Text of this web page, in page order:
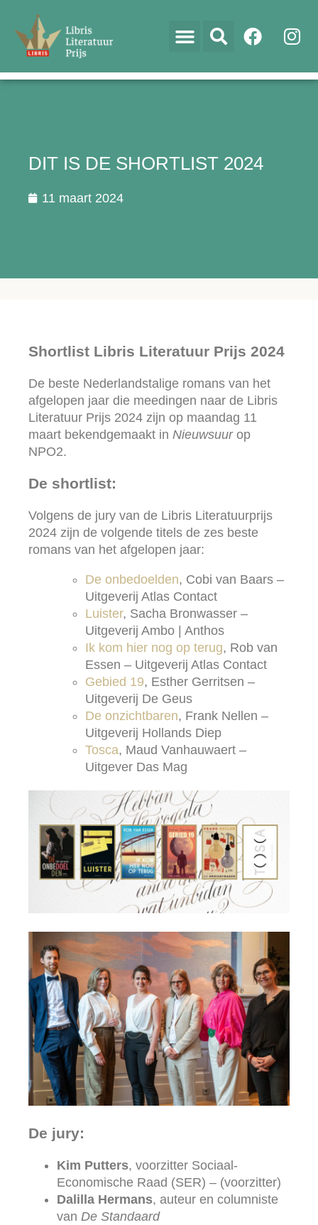
DIT IS DE SHORTLIST 2024
11 maart 2024
Shortlist Libris Literatuur Prijs 2024
De beste Nederlandstalige romans van het
afgelopen jaar die meedingen naar de Libris
Literatuur Prijs 2024 zijn op maandag 11
maart bekendgemaakt in Nieuwsuurop
NPO2.
De shortlist:
Volgens de jury van de Libris Literatuurprijs
2024 zijn de volgende titels de zes beste
romans van het afgelopen jaar:
De onbedoelden, Cobi van Baars –
Uitgeverij Atlas Contact
Luister, Sacha Bronwasser –
Uitgeverij Ambo | Anthos
Ik kom hier nog op terug, Rob van
Essen – Uitgeverij Atlas Contact
Gebied 19, Esther Gerritsen –
Uitgeverij De Geus
De onzichtbaren, Frank Nellen –
Uitgeverij Hollands Diep
Tosca, Maud Vanhauwaert –
Uitgever Das Mag
De jury:
Kim Putters, voorzitter Sociaal-
Economische Raad (SER) – (voorzitter)
Dalilla Hermans, auteur en columniste
van De Standaard